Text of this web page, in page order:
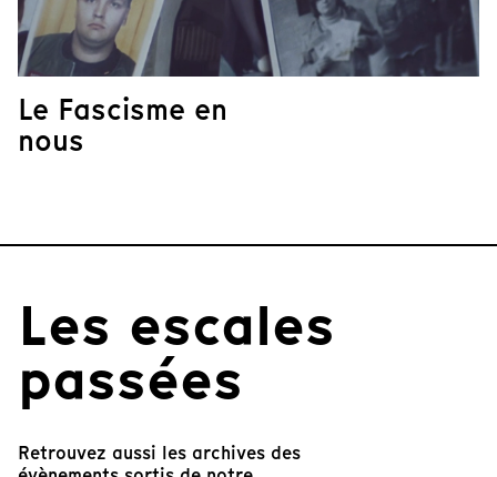
Le Fascisme en
nous
Les escales
passées
Retrouvez aussi les archives des